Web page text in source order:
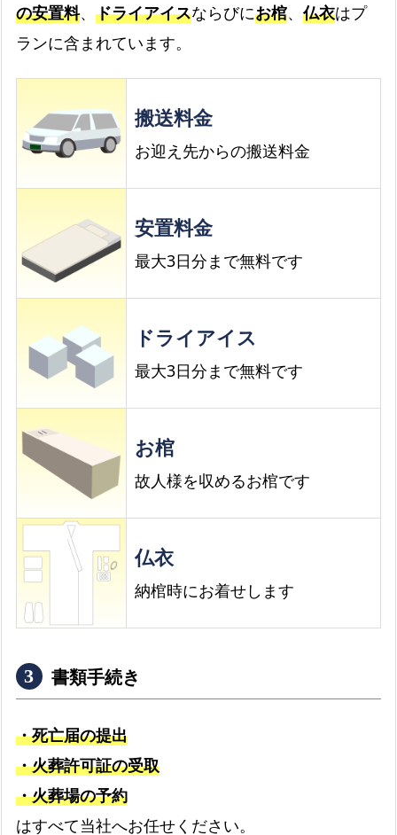
の安置料、 ドライアイスならびにお棺、 仏衣はプ
ランに含まれています。
搬送料金
お迎え先からの搬送料金
安置料金
最大3日分まで無料です
ドライアイス
最大3日分まで無料です
お棺
故人様を収めるお棺です
仏衣
納棺時にお着せします
書類手続き
・死亡届の提出
・火葬許可証の受取
・火葬場の予約
はすべて当社へお任せください。